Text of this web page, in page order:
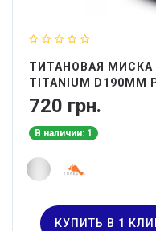
ТИТАНОВАЯ МИСКА
TITANIUM D190MM
720 грн.
В наличии: 1
КУПИТЬ В 1